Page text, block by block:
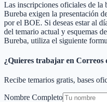
Las inscripciones oficiales de la
Bureba exigen la presentación
por el BOE. Si deseas estar al
del temario actual y esquemas
Bureba, utiliza el siguiente
¿Quieres trabajar en Correos
Recibe temarios gratis, bases
Nombre Completo